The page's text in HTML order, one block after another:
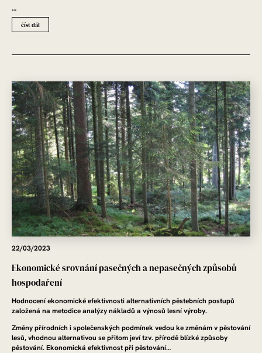
…
číst dál
22/03/2023
Ekonomické srovnání pasečných a nepasečných způsobů
hospodaření
Hodnocení ekonomické efektivnosti alternativních pěstebních postupů
založená na metodice analýzy nákladů a výnosů lesní výroby.
Změny přírodních i společenských podmínek vedou ke změnám v pěstování
lesů, vhodnou alternativou se přitom jeví tzv. přírodě blízké způsoby
pěstování. Ekonomická efektivnost při pěstování…